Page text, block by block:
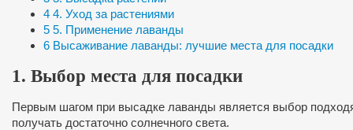
4 4. Уход за растениями
5 5. Применение лаванды
6 Высаживание лаванды: лучшие места для посадки
1. Выбор места для посадки
Первым шагом при высадке лаванды является выбор
получать достаточно солнечного света.